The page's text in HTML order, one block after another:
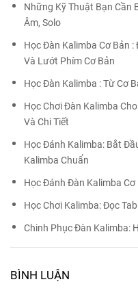
Những Kỹ Thuật Bạn Cần
Âm, Solo
Học Đàn Kalimba Cơ Bản :
Và Lướt Phím Cơ Bản
Học Đàn Kalimba : Từ Cơ
Học Chơi Đàn Kalimba
Và Chi Tiết
Học Đánh Kalimba: Bắt
Kalimba Chuẩn
Học Đánh Đàn Kalimba Cơ
Học Chơi Kalimba: Đọc
Chinh Phục Đàn Kalimba:
BÌNH LUẬN